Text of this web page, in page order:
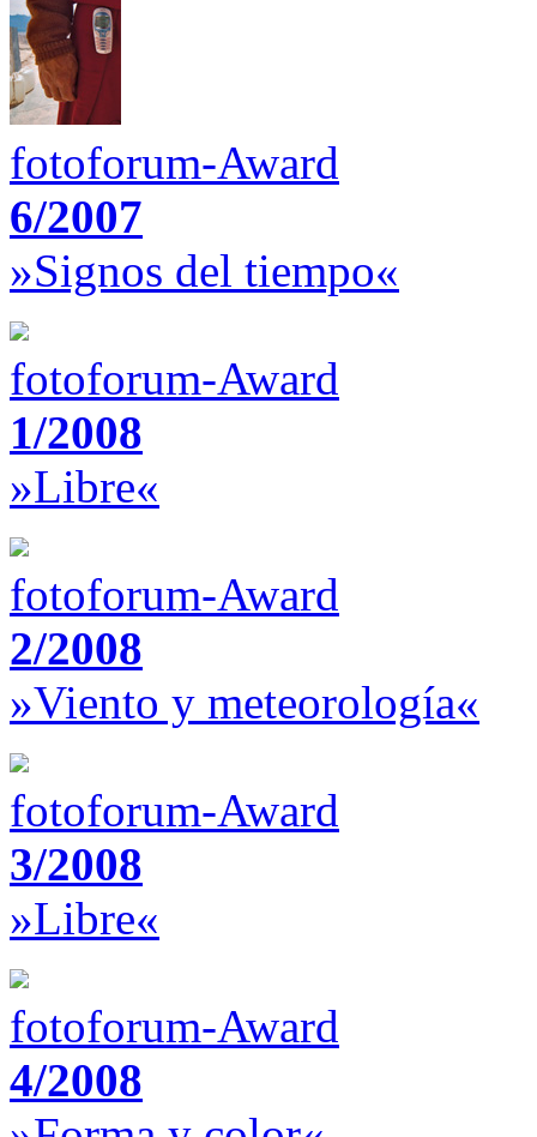
fotoforum-Award
6/2007
»Signos del tiempo«
fotoforum-Award
1/2008
»Libre«
fotoforum-Award
2/2008
»Viento y meteorología«
fotoforum-Award
3/2008
»Libre«
fotoforum-Award
4/2008